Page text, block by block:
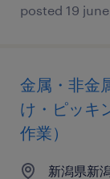
posted 19
金属・非金
け・ピッキ
作業）
新潟県新